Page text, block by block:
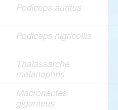
Podiceps auritus
Podiceps nigricollis
Thalassarche
melanophris
Macronectes
giganteus